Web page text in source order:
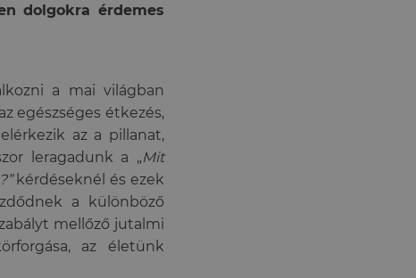
dolgokra érdemes
a mai világban
egészséges étkezés,
az a pillanat,
leragadunk a „Mit
kérdéseknél és ezek
a különböző
mellőző jutalmi
az életünk